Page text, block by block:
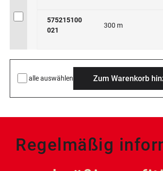
575215100
021
300 m
alle auswählen Zum Warenkorb
Regelmäßig